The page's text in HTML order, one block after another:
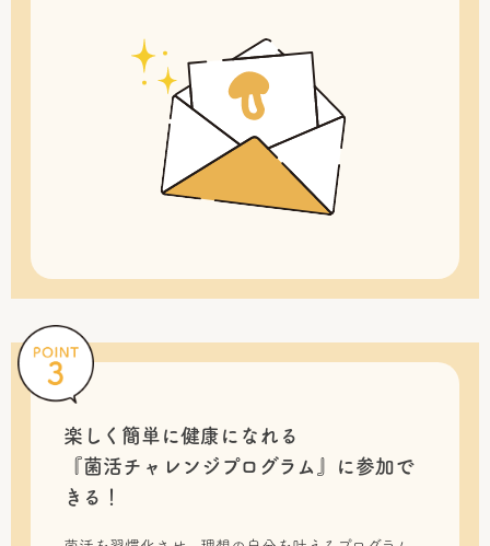
楽しく簡単に健康になれる
『菌活チャレンジプログラム』に 参加で
きる！